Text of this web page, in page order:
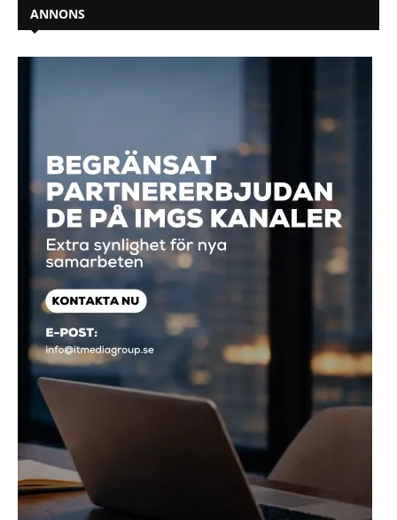
ANNONS